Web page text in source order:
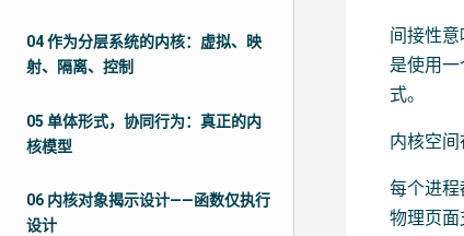
04 作为分层系统的内核：虚拟、映
射、隔离、控制
05 单体形式，协同行为：真正的内
核模型
06 内核对象揭示设计——函数仅执行
设计
间接性
是使用
式。
内核空间
每个进
物理页面